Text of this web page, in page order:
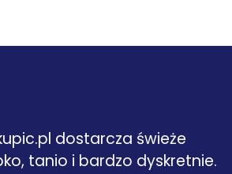
dostarcza świeże
tanio i bardzo dyskretnie.